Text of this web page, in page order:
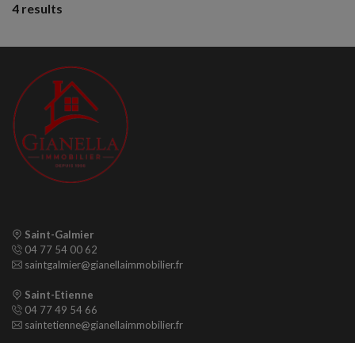
4 results
Saint-Galmier
04 77 54 00 62
saintgalmier@gianellaimmobilier.fr
Saint-Etienne
04 77 49 54 66
saintetienne@gianellaimmobilier.fr